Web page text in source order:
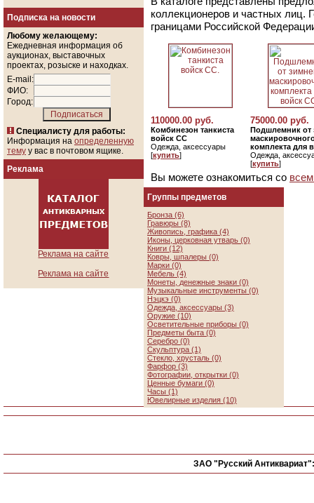
Подписка на новости
Любому желающему:
Ежедневная информация об
аукционах, выставочных
проектах, розыске и находках.
E-mail:
ФИО:
Город:
Специалисту для работы:
Информация на определенную
тему у вас в почтовом ящике.
Реклама
Реклама на сайте
Реклама на сайте
коллекционеров и частных лиц.
границами Российской
110000.00 руб.
Комбинезон танкиста
войск СС
Одежда, аксессуары
[купить]
75000.00 руб.
Подшлемник от
комплекта для
Одежда,
[купить]
Вы можете ознакомиться со
Группы предметов
Бронза (6)
Гравюры (8)
Живопись, графика (4)
Иконы, церковная утварь (0)
Книги (12)
Ковры, шпалеры (0)
Марки (0)
Мебель (4)
Монеты, денежные знаки (0)
Музыкальные инструменты (0)
Нэцкэ (0)
Одежда, аксессуары (3)
Оружие (10)
Осветительные приборы (0)
Предметы быта (0)
Серебро (0)
Скульптура (1)
Стекло, хрусталь (0)
Фарфор (3)
Фотографии, открытки (0)
Ценные бумаги (0)
Часы (1)
Ювелирные изделия (10)
ЗАО "Русский Антиквариат":